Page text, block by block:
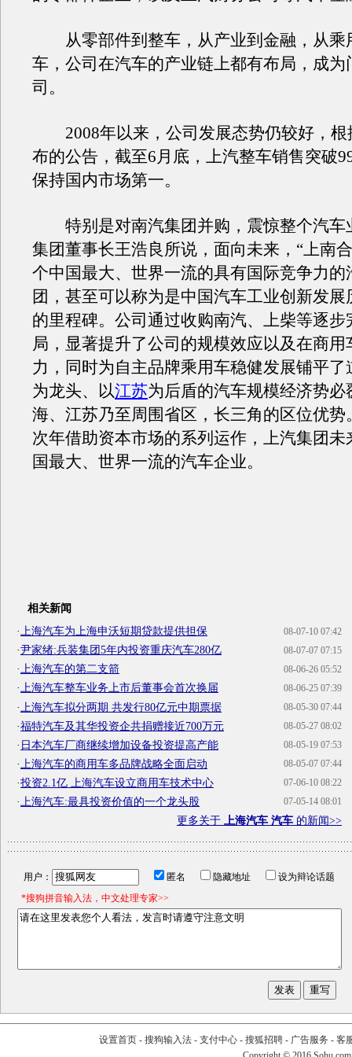
从零部件到整车，从产业到金融，从乘
车，公司在汽车的产业链上都有布局，成为
司。
2008年以来，公司发展态势仍较好，根
布的公告，截至6月底，上汽整车销售突破
保持国内市场第一。
特别是对南汽集团并购，震惊整个汽车
集团董事长王浩良所说，面向未来，“上南
个中国最大、世界一流的具有国际竞争力的
团，甚至可以称为是中国汽车工业创新发展
的里程碑。公司通过收购南汽、上柴等逐步
局，显著提升了公司的规模效应以及在商用
力，同时为自主品牌乘用车稳健发展铺平了
为龙头、以江苏为后盾的汽车规模经济势必
海、江苏乃至周围省区，长三角的区位优势
次年借助资本市场的系列运作，上汽集团未
国最大、世界一流的汽车企业。
相关新闻
08-07-10 07:42
·上海汽车为上海申沃短期贷款提供担保
08-07-07 07:15
·尹家绪:兵装集团5年内投资重庆汽车280亿
08-06-26 05:52
·上海汽车的第二支箭
08-06-25 07:39
·上海汽车整车业务上市后董事会首次换届
08-05-30 07:44
· 上海汽车拟分两期 共发行80亿元中期票据
08-05-27 08:02
·福特汽车及其华投资企共捐赠接近700万元
08-05-19 07:53
· 日本汽车厂商继续增加设备投资提高产能
08-05-07 07:44
· 上海汽车的商用车多品牌战略全面启动
07-06-10 08:22
·投资2.1亿 上海汽车设立商用车技术中心
07-05-14 08:01
· 上海汽车:最具投资价值的一个龙头股
更多关于
上海汽车 汽车 的新闻>>
用户： 匿名 隐藏地址
设为辩论话题
*搜狗拼音输入法，中文处理专家>>
设置首页- 搜狗输入法- 支付中心- 搜狐招聘- 广告服务 - 客